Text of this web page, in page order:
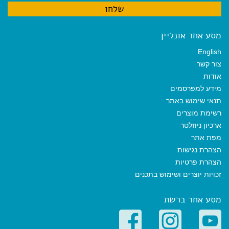
מסע אחר אונליין
English
צור קשר
אודות
מידע למפרסמים
תנאי שימוש באתר
רשימת מוצרים
ארכיון ניוזלטר
מפת אתר
הצהרת נגישות
הצהרת פרטיות
זכויות יוצרים ושימוש בתכנים
מסע אחר ברשת